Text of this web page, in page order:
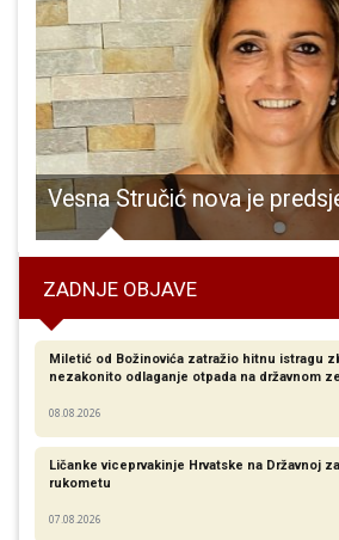
ZADNJE OBJAVE
Miletić od Božinovića zatražio hitnu istragu
nezakonito odlaganje otpada na državnom
08.08.2026
Ličanke viceprvakinje Hrvatske na Državnoj
rukometu
07.08.2026